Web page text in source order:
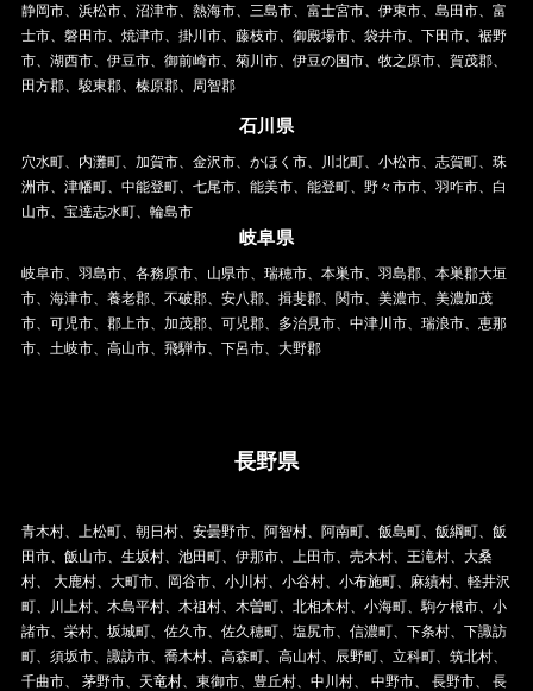
静岡市、浜松市、沼津市、熱海市、三島市、富士宮市、伊東市、島田市、富
士市、磐田市、焼津市、掛川市、藤枝市、御殿場市、袋井市、下田市、裾野
市、湖西市、伊豆市、御前崎市、菊川市、伊豆の国市、牧之原市、賀茂郡、
田方郡、駿東郡、榛原郡、周智郡
石川県
穴水町、内灘町、加賀市、金沢市、かほく市、川北町、小松市、志賀町、珠
洲市、津幡町、中能登町、七尾市、能美市、能登町、野々市市、羽咋市、白
山市、宝達志水町、輪島市
岐阜県
岐阜市、羽島市、各務原市、山県市、瑞穂市、本巣市、羽島郡、本巣郡大垣
市、海津市、養老郡、不破郡、安八郡、揖斐郡、関市、美濃市、美濃加茂
市、可児市、郡上市、加茂郡、可児郡、多治見市、中津川市、瑞浪市、恵那
市、土岐市、高山市、飛騨市、下呂市、大野郡
長野県
青木村、上松町、朝日村、安曇野市、阿智村、阿南町、飯島町、飯綱町、飯
田市、飯山市、生坂村、池田町、伊那市、上田市、売木村、王滝村、大桑
村、 大鹿村、大町市、岡谷市、小川村、小谷村、小布施町、麻績村、軽井沢
町、川上村、木島平村、木祖村、木曽町、北相木村、小海町、駒ケ根市、小
諸市、栄村、坂城町、佐久市、佐久穂町、塩尻市、信濃町、下条村、下諏訪
町、須坂市、諏訪市、喬木村、高森町、高山村、辰野町、立科町、筑北村、
千曲市、 茅野市、天竜村、東御市、豊丘村、中川村、 中野市、 長野市、 長